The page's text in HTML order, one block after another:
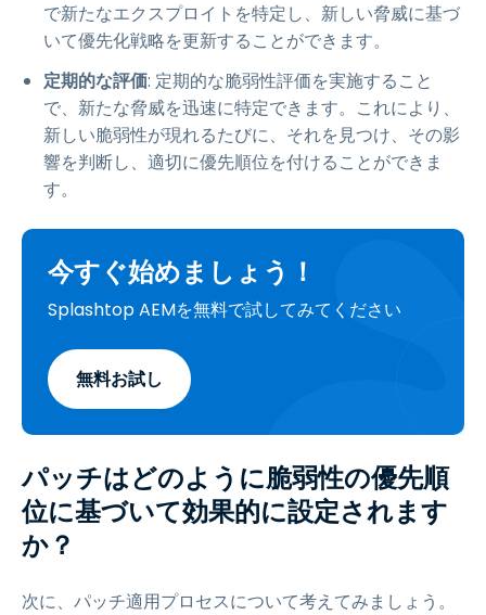
で新たなエクスプロイトを特定し、新しい脅威に基づ
いて優先化戦略を更新することができます。
定期的な評価: 定期的な脆弱性評価を実施すること
で、新たな脅威を迅速に特定できます。これにより、
新しい脆弱性が現れるたびに、それを見つけ、その影
響を判断し、適切に優先順位を付けることができま
す。
今すぐ始めましょう！
Splashtop AEMを無料で試してみてください
無料お試し
パッチはどのように脆弱性の優先順
位に基づいて効果的に設定されます
か？
次に、パッチ適用プロセスについて考えてみましょう。